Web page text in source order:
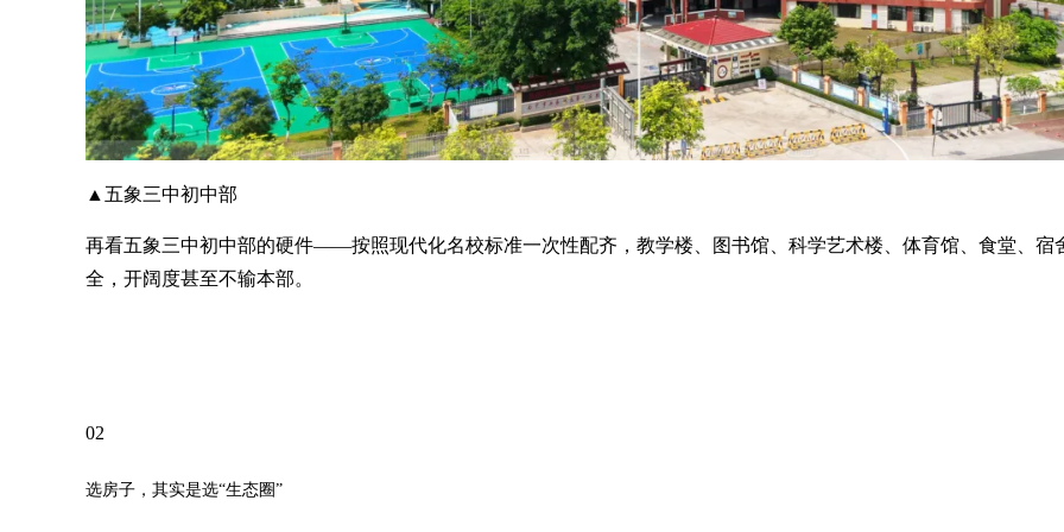
▲五象三中初中部
再看五象三中初中部的硬件——按照现代化名校标准一次性配齐，教学楼、图书馆、科学艺术楼、体育馆、食堂、宿
全，开阔度甚至不输本部。
02
选房子，其实是选“生态圈”